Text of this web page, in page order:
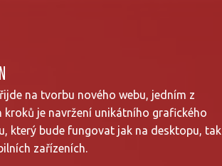
na tvorbu nového webu, jedním z
kroků je navržení unikátního grafického
který bude fungovat jak na desktopu, tak
zařízeních.